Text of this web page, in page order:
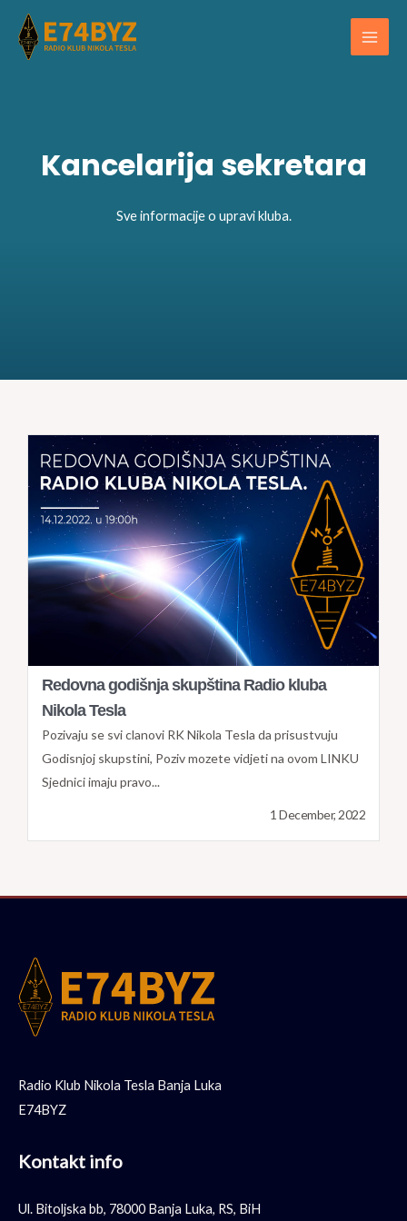
content
Main
Kancelarija sekretara
Sve informacije o upravi kluba.
Redovna godišnja skupština Radio kluba
Nikola Tesla
Pozivaju se svi clanovi RK Nikola Tesla da prisustvuju
Godisnjoj skupstini, Poziv mozete vidjeti na ovom LINKU
Sjednici imaju pravo...
1 December, 2022
Radio Klub Nikola Tesla Banja Luka
E74BYZ
Kontakt info
Ul. Bitoljska bb, 78000 Banja Luka, RS, BiH